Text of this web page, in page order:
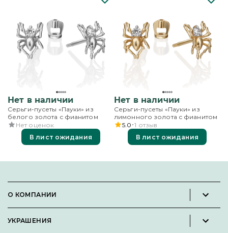
Нет в наличии
Серьги-пусеты «Пауки» из
белого золота с фианитом
Нет оценок
В лист ожидания
Нет в наличии
Серьги-пусеты «Пауки» из
лимонного золота с фианитом
5.0 1 отзыв
В лист ожидания
О КОМПАНИИ
Вакансии
УКРАШЕНИЯ